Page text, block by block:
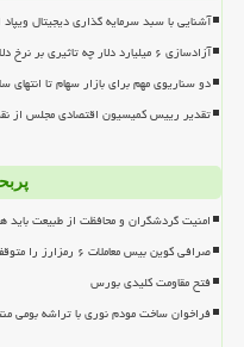
آشنایی با سبد سرمایه گذاری دیجیتال
آزادسازی ۶ میلیارد دلار چه تاثیری بر نرخ دلار و معیشت مردم دارد؟
دو سناریوی مهم برای بازار سهام تا انتهای
تقدیر رییس کمیسیون اقتصادی مجلس از
امنیت گردشگران و محافظت از طبیعت باید
صرافی کوین بیس معاملات ۶ رمزارز را متوقف ساخت
فتح مقاومت کلیدی بورس
فراخوان ساخت مودم نوری با تراشه بومی